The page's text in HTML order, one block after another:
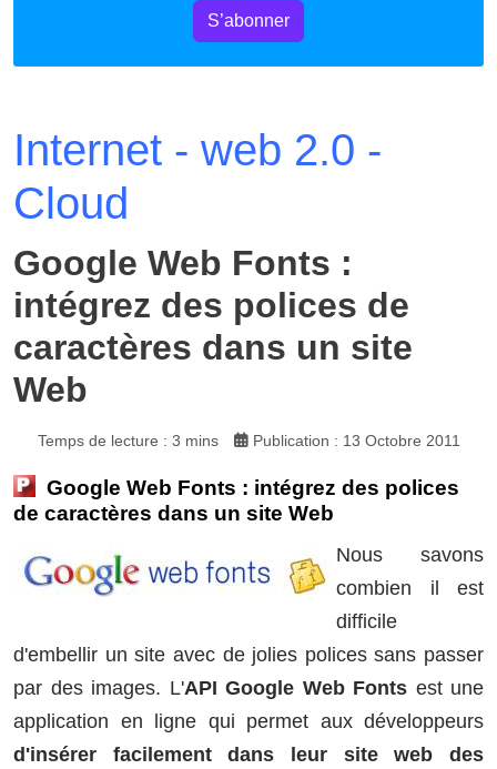
S’abonner
Internet - web 2.0 -
Cloud
Google Web Fonts :
intégrez des polices de
caractères dans un site
Web
Temps de lecture : 3 mins Publication : 13 Octobre 2011
Google Web Fonts : intégrez des polices
de caractères dans un site Web
Nous savons
combien il est
difficile
d'embellir un site avec de jolies polices sans passer
par des images. L'API Google Web Fonts est une
application en ligne qui permet aux développeurs
d'insérer facilement dans leur site web des